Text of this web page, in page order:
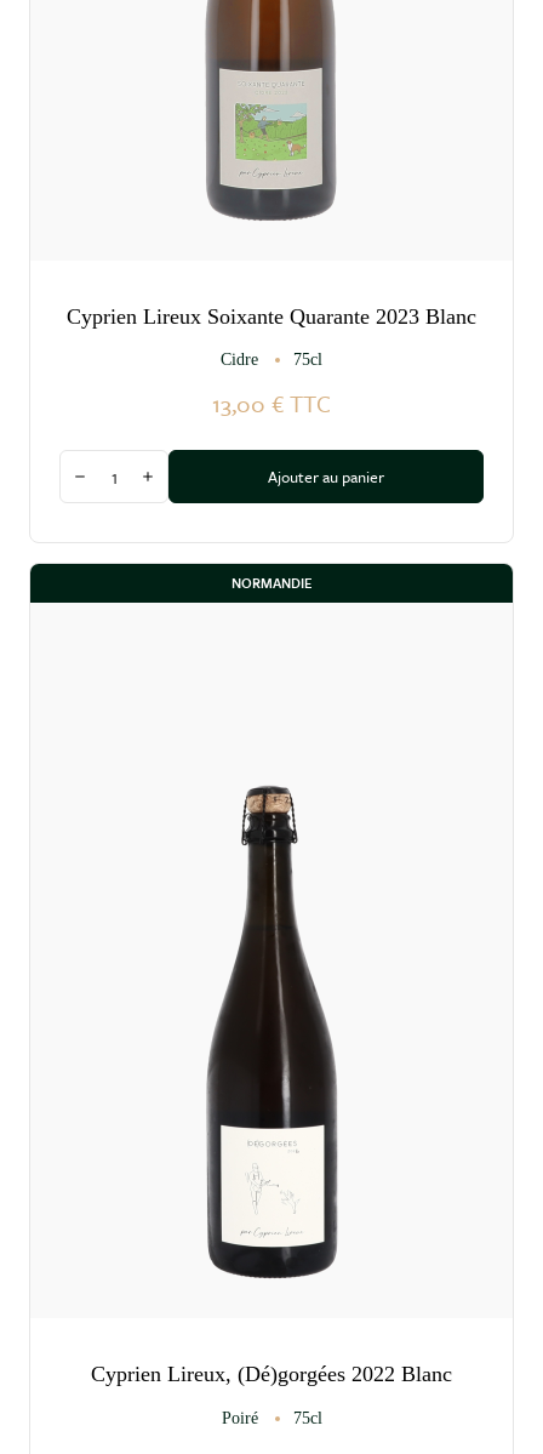
Cyprien Lireux Soixante Quarante 2023 Blanc
Cidre 75cl
13,00 €TTC
Diminuer la quantité
Augmenter la quantitéAjouter au panier
NORMANDIE
Cyprien Lireux, (Dé)gorgées 2022 Blanc
Poiré 75cl